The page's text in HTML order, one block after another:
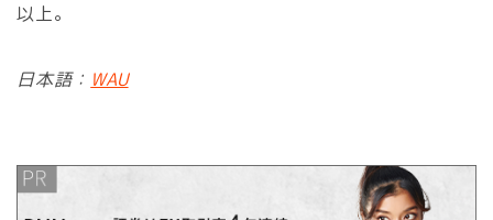
以上。
日本語： WAU